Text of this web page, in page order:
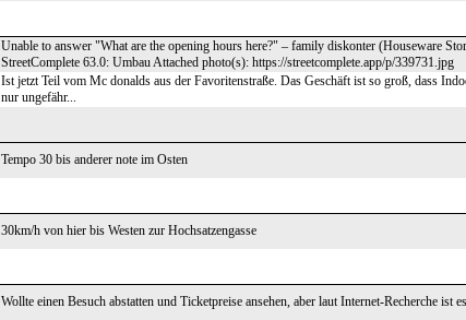
Unable to answer "What are the opening hours here?" – family diskonter (Houseware
StreetComplete 63.0: Umbau Attached photo(s): https://streetcomplete.app/p/339731.jpg
Ist jetzt Teil vom Mc donalds aus der Favoritenstraße. Das Geschäft ist so groß, dass
nur ungefähr...
Tempo 30 bis anderer note im Osten
30km/h von hier bis Westen zur Hochsatzengasse
Wollte einen Besuch abstatten und Ticketpreise ansehen, aber laut Internet-Recherche ist